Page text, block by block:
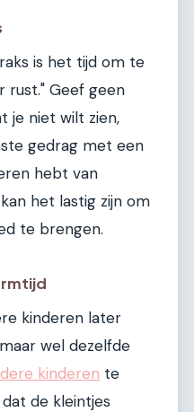
is het tijd om te
rust." Geef geen
je niet wilt zien,
gedrag met een
hebt van
het lastig zijn om
te brengen.
kinderen later
wel dezelfde
kinderen te
de kleintjes